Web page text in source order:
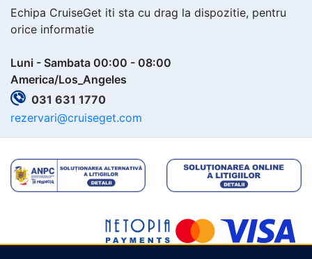
Echipa CruiseGet iti sta cu drag la dispozitie, pentru
orice informatie
Luni - Sambata 00:00 - 08:00
America/Los_Angeles
031 631 1770
rezervari@cruiseget.com